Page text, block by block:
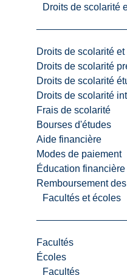
Droits de scolarité
Droits de scolarité
Droits de scolarité
Droits de scolarité
Droits de scolarité
Frais de scolarité
Bourses d'études
Aide financière
Modes de paiement
Éducation financière
Remboursement
Facultés et écoles
Facultés
Écoles
Facultés